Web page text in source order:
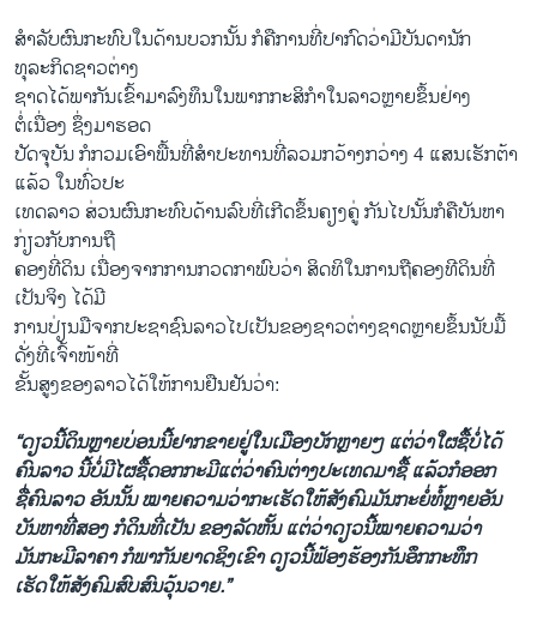
ສໍາລັບຜົນກະທົບໃນດ້ານບວກນັ້ນ ກໍຄືການທີ່ປາກົດວ່າມີບັນດານັກ
ທຸລະກິດຊາວຕ່າງ
ຊາດໄດ້ພາກັນເຂົ້າມາລົງທຶນໃນພາກກະສິກໍາໃນລາວຫຼາຍຂຶ້ນຢ່າງ
ຕໍ່ເນື່ອງ ຊຶ່ງມາຮອດ
ປັດຈຸບັນ ກໍກວມເອົາພື້ນທີ່ສໍາປະທານທີ່ລວມກວ້າງກວ່າງ 4 ແສນເຮັກຕ້າ
ແລ້ວ ໃນທົ່ວປະ
ເທດລາວ ສ່ວນຜົນກະທົບດ້ານລົບທີ່ເກີດຂຶ້ນຄຽງຄູ່ ກັນໄປນັ້ນກໍຄືບັນຫາ
ກ່ຽວກັບການຖື
ຄອງທີ່ດິນ ເນື່ອງຈາກການກວດກາພົບວ່າ ສິດທິໃນການຖືຄອງທີດິນທີ່
ເປັນຈິງ ໄດ້ມີ
ການປ່ຽນມືຈາກປະຊາຊົນລາວໄປເປັນຂອງຊາວຕ່າງຊາດຫຼາຍຂຶ້ນນັບມື້
ດັ່ງທີ່ເຈົ້າໜ້າທີ່
ຂັ້ນສູງຂອງລາວໄດ້ໃຫ້ການຢືນຢັນວ່າ:
“ດຽວນີ້ດິນຫຼາຍບ່ອນນີ້ຢາກຂາຍຢູ່ໃນເມືອງບັກຫຼາຍໆ ແຕ່ວ່າໃຜຊື້ບໍ່ໄດ້
ຄົນລາວ ນີ້ບໍ່ມີໄຜຊື້ດອກກະມີແຕ່ວ່າຄົນຕ່າງປະເທດມາຊື້ ແລ້ວກໍອອກ
ຊື່ຄົນລາວ ອັນນັ້ນ ໝາຍຄວາມວ່າກະເຮັດໃຫ້ສັງຄົມມັນກະຍໍ່ທໍ້ຫຼາຍອັນ
ບັນຫາທີ່ສອງ ກໍດິນທີ່ເປັນ ຂອງລັດຫັ້ນ ແຕ່ວ່າດຽວນີ້ໝາຍຄວາມວ່າ
ມັນກະມີລາຄາ ກໍພາກັນຍາດຊິງເຂົາ ດຽວນີ້ຟ້ອງຮ້ອງກັນອຶກກະທຶກ
ເຮັດໃຫ້ສັງຄົມສົບສົນວຸ້ນວາຍ.”